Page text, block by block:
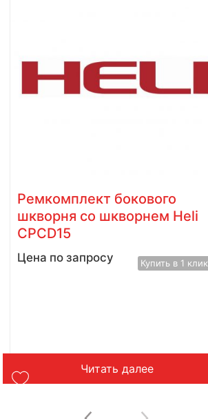
Ремкомплект бокового
шкворня со шкворнем Heli
CPCD15
Цена по запросу Купить в 1 клик
Читать далее